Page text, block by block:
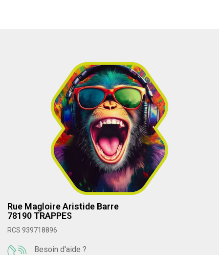
Rue Magloire Aristide Barre
78190 TRAPPES
RCS 939718896
Besoin d'aide ?